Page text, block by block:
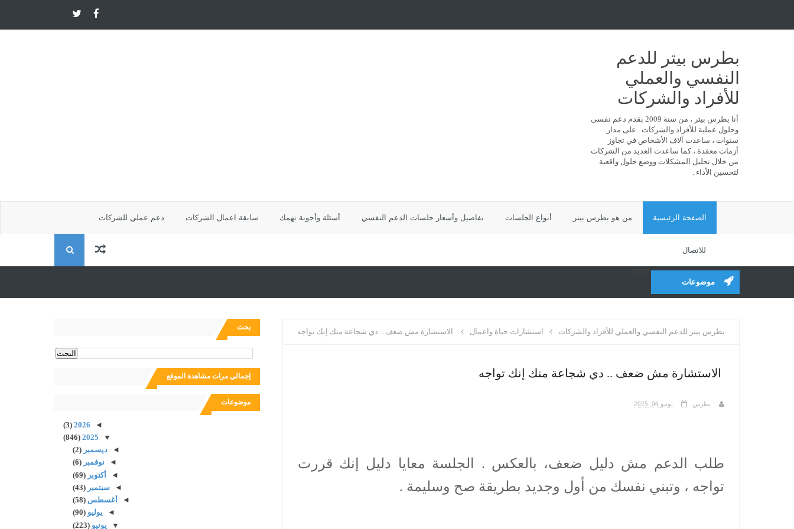
بطرس بيتر للدعم
النفسي والعملي
للأفراد والشركات
أنا بطرس بيتر ، من سنة 2009 بقدم دعم نفسي
وحلول عملية للأفراد والشركات . على مدار
سنوات ، ساعدت آلاف الأشخاص في تجاوز
أزمات معقدة ، كما ساعدت العديد من الشركات
من خلال تحليل المشكلات ووضع حلول واقعية
لتحسين الأداء .
الصفحة الرئيسية من هو بطرس بيتر أنواع الجلسات تفاصيل وأسعار جلسات الدعم النفسي أسئلة وأجوبة تهمك سابقة اعمال الشركات دعم عملي للشركات
للاتصال ا
ح
موضوعات
بطرس بيتر للدعم النفسي والعملي للأفراد والشركات استشارات حياة واعمال الاستشارة مش ضعف .. دي شجاعة منك إنك تواجه
الاستشارة مش ضعف .. دي شجاعة منك إنك تواجه
بطرس يونيو 06, 2025
طلب الدعم مش دليل ضعف، بالعكس . الجلسة معايا دليل إنك قررت
تواجه ، وتبني نفسك من أول وجديد بطريقة صح وسليمة .
بحث
إجمالي مرات مشاهدة الموقع
موضوعات
◄
2026
(3)
▼
2025
(846)
◄ديسمبر(2)
◄ نوفمبر(6)
◄أكتوبر(69)
◄سبتمبر(43)
◄
أغسطس(58)
◄ يوليو(90)
▼ يونيو(223)